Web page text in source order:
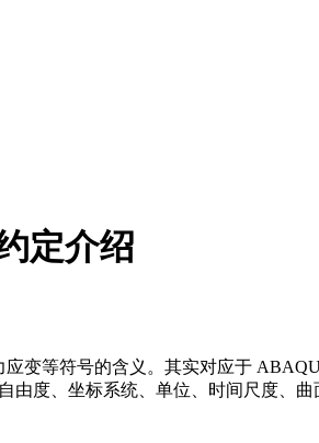
定介绍
等符号的含义。其实对应于
度、坐标系统、单位、时间尺度、曲